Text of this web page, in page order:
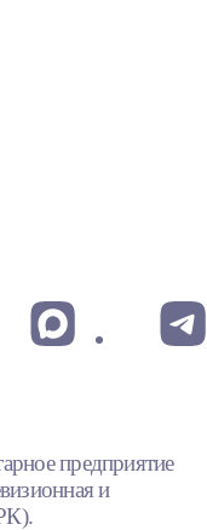
предприятие
и